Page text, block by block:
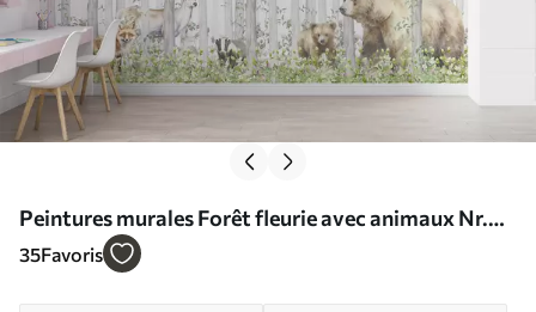
Peintures murales Forêt fleurie avec animaux Nr.
u97614
35Favoris